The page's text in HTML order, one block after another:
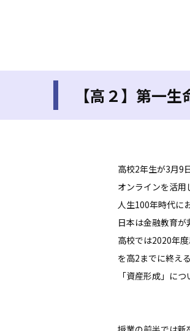
【高２】第一
高校2年生が3月9
オンラインを活用
人生100年時代に
日本は金融教育が
高校では2020年
を高2までに終え
「資産形成」に